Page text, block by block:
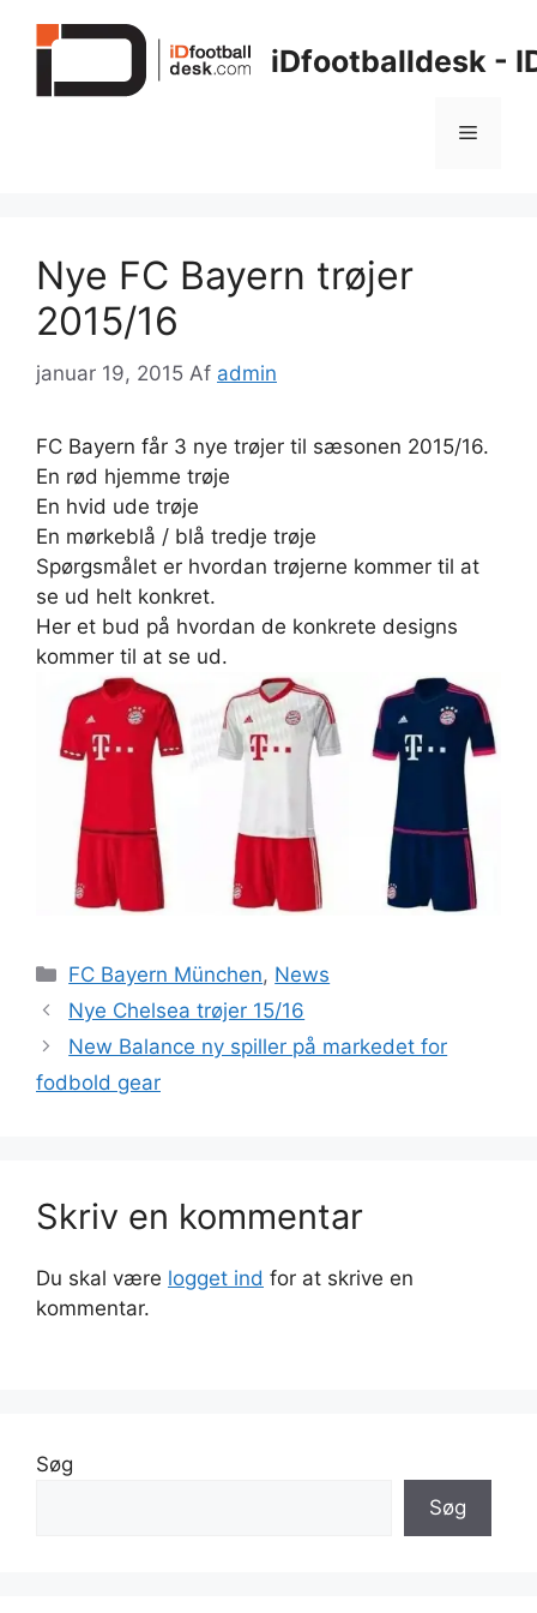
iDfootballdesk -
Menu
Nye FC Bayern trøjer
2015/16
januar 19, 2015 Af admin
FC Bayern får 3 nye trøjer til sæsonen 2015/16.
En rød hjemme trøje
En hvid ude trøje
En mørkeblå / blå tredje trøje
Spørgsmålet er hvordan trøjerne kommer til at
se ud helt konkret.
Her et bud på hvordan de konkrete designs
kommer til at se ud.
Kategorier
FC Bayern München, News
Nye Chelsea trøjer 15/16
New Balance ny spiller på markedet for
fodbold gear
Skriv en kommentar
Du skal være logget ind for at skrive en
kommentar.
Søg
Søg